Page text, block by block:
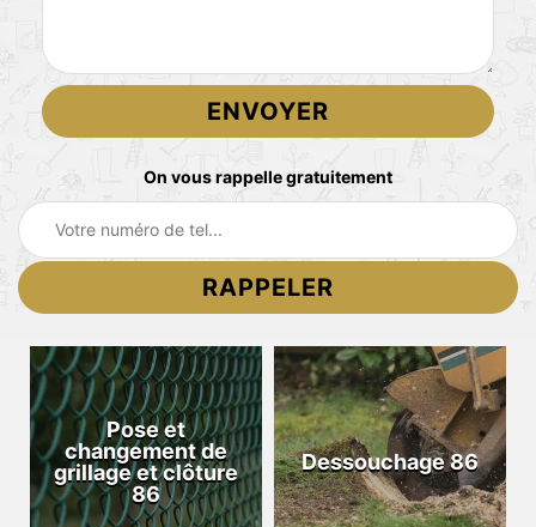
On vous rappelle gratuitement
Pose et
changement de
grillage et clôture
86
Dessouchage 86